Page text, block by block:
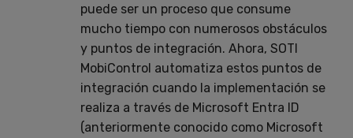
puede ser un proceso que consume
mucho tiempo con numerosos obstáculos
y puntos de integración. Ahora, SOTI
MobiControl automatiza estos puntos de
integración cuando la implementación se
realiza a través de Microsoft Entra ID
(anteriormente conocido como Microsoft